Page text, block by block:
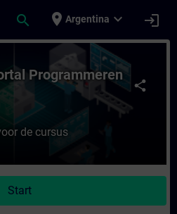
search place Argentina expand_more login
S7 TIA Portal
share
Programmeren
de cursus
Start